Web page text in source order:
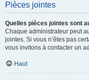
Pièces jointes
Quelles pièces jointes sont
Chaque administrateur peut
jointes. Si vous n’êtes pas
vous invitons à contacter un
Haut